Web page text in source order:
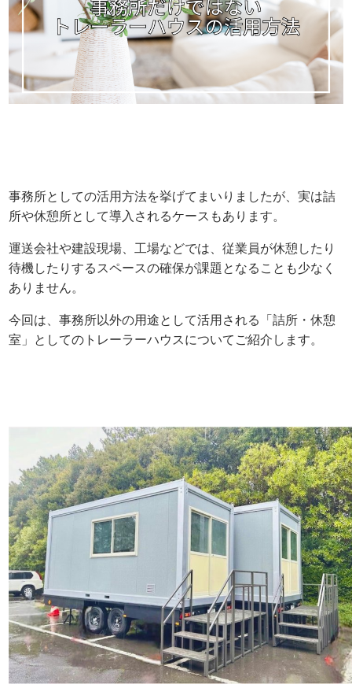
事務所としての活用方法を挙げてまいりましたが、実は詰
所や休憩所として導入されるケースもあります。
運送会社や建設現場、工場などでは、従業員が休憩したり
待機したりするスペースの確保が課題となることも少なく
ありません。
今回は、事務所以外の用途として活用される「詰所・休憩
室」としてのトレーラーハウスについてご紹介します。